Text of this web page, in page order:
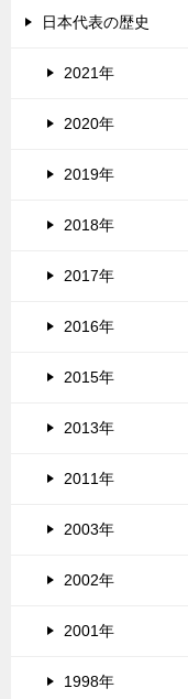
日本代表の歴史
2021年
2020年
2019年
2018年
2017年
2016年
2015年
2013年
2011年
2003年
2002年
2001年
1998年